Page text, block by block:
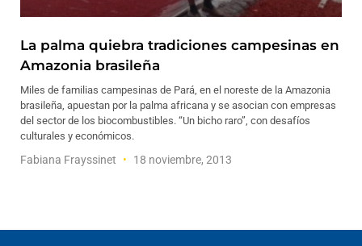
La palma quiebra tradiciones campesinas en
Amazonia brasileña
Miles de familias campesinas de Pará, en el noreste de la Amazonia
brasileña, apuestan por la palma africana y se asocian con empresas
del sector de los biocombustibles. “Un bicho raro”, con desafíos
culturales y económicos.
Fabiana Frayssinet 18 noviembre, 2013